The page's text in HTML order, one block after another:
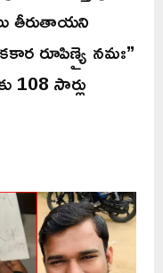
తీరుతాయని
రూపిణ్యై నమః”
సార్లు